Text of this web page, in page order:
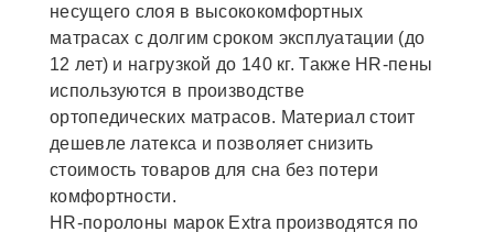
несущего слоя в высококомфортных
матрасах с долгим сроком эксплуатации (до
12 лет) и нагрузкой до 140 кг. Также HR-пены
используются в производстве
ортопедических матрасов. Материал стоит
дешевле латекса и позволяет снизить
стоимость товаров для сна без потери
комфортности.
НR-поролоны марок Extra производятся по